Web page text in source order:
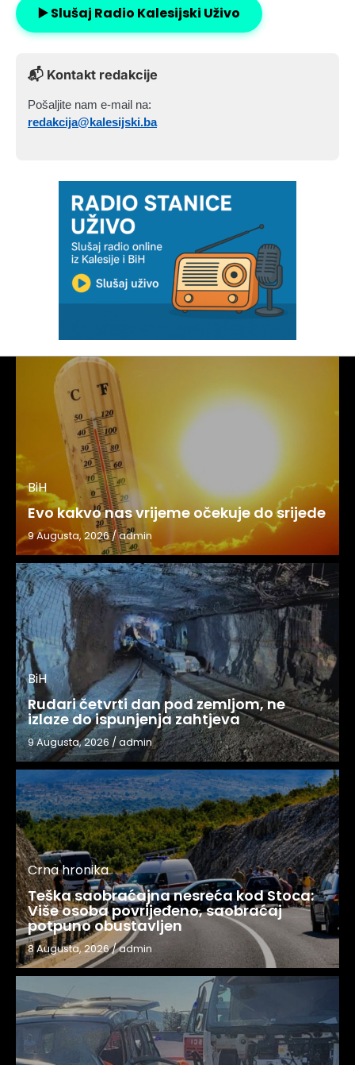
▶️ Slušaj Radio Kalesijski Uživo
📬 Kontakt redakcije
Pošaljite nam e-mail na:
redakcija@kalesijski.ba
BiH
Evo kakvo nas vrijeme očekuje do srijede
9 Augusta, 2026/admin
BiH
Rudari četvrti dan pod zemljom, ne
izlaze do ispunjenja zahtjeva
9 Augusta, 2026 /admin
Crna hronika
Teška saobraćajna nesreća kod Stoca:
Više osoba povrijeđeno, saobraćaj
potpuno obustavljen
8 Augusta, 2026/admin